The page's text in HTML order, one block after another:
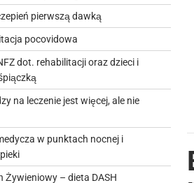
pierwszą dawką
pocovidowa
dot. rehabilitacji oraz dzieci i
na leczenie jest więcej, ale nie
w punktach nocnej i
Żywieniowy – dieta DASH